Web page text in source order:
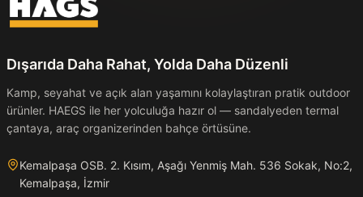
Dışarıda Daha Rahat, Yolda Daha Düzenli
Kamp, seyahat ve açık alan yaşamını kolaylaştıran pratik outdoor
ürünler. HAEGS ile her yolculuğa hazır ol — sandalyeden termal
çantaya, araç organizerinden bahçe örtüsüne.
Kemalpaşa OSB. 2. Kısım, Aşağı Yenmiş Mah. 536 Sokak, No:2,
Kemalpaşa, İzmir